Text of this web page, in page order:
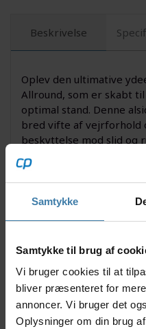
Samtykke
Samtykke til brug af
Vi bruger cookies til at
bliver præsenteret for
annoncer. Vi bruger det
Oplysninger om din brug
Beskrivelse
Oplev den ultimative
Allround, som er skabt
optimal stand. Denne
bred vifte af vejrforhold
beskyttelse mod slid og
op ad en stejl bakke
vil denne kædeolie
køreoplevelse.
Nyttige facts
Velegnet til både
Fremragende
smøring
Reducerer friktion
Forbedrer cyklens